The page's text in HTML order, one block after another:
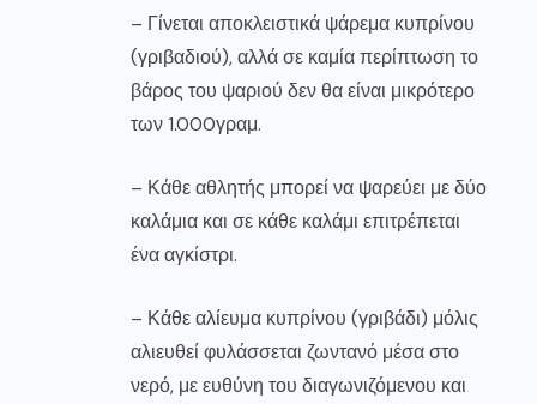
– Γίνεται αποκλειστικά ψάρεμα κυπρίνου
(γριβαδιού), αλλά σε καμία περίπτωση το
βάρος του ψαριού δεν θα είναι μικρότερο
των 1.000γραμ.
– Κάθε αθλητής μπορεί να ψαρεύει με δύο
καλάμια και σε κάθε καλάμι επιτρέπεται
ένα αγκίστρι.
– Κάθε αλίευμα κυπρίνου (γριβάδι) μόλις
αλιευθεί φυλάσσεται ζωντανό μέσα στο
νερό, με ευθύνη του διαγωνιζόμενου και